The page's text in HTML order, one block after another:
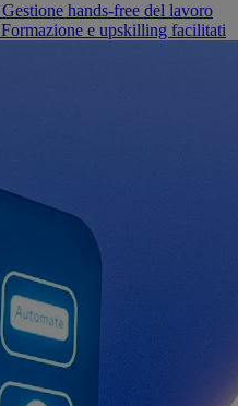
Gestione hands-free del lavoro
Formazione e upskilling facilitati